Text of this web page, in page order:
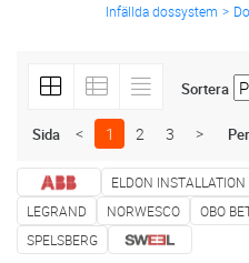
Infällda dossystem
Sortera
Sida < 1 2 3 >
ELDON INSTALLATION
LEGRAND
NORWESCO OBO
SPELSBERG